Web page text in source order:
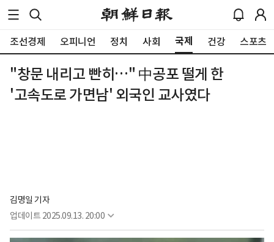
조선경제 오피니언 정치 사회 국제 건강 스포츠
"창문 내리고 빤히…" 中공포 떨게 한
'고속도로 가면남' 외국인 교사였다
김명일 기자
업데이트 2025.09.13. 20:00